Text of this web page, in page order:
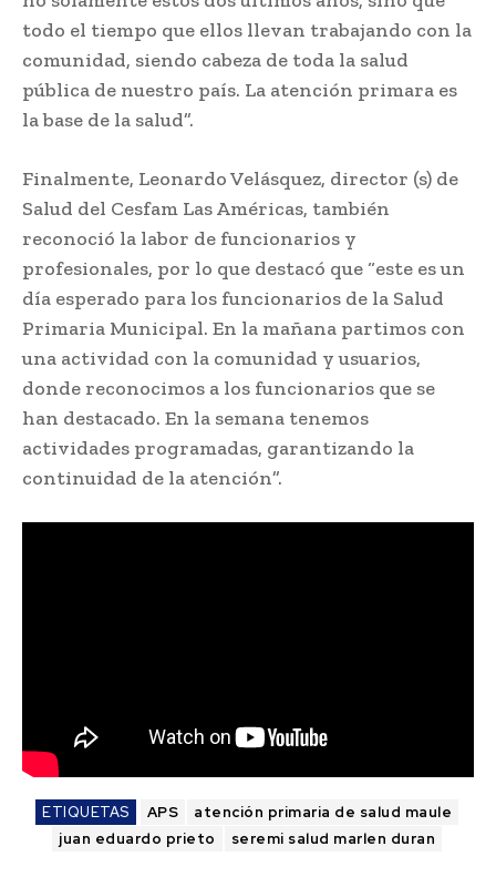
todo el tiempo que ellos llevan trabajando con la
comunidad, siendo cabeza de toda la salud
pública de nuestro país. La atención primara es
la base de la salud”.
Finalmente, Leonardo Velásquez, director (s) de
Salud del Cesfam Las Américas, también
reconoció la labor de funcionarios y
profesionales, por lo que destacó que “este es un
día esperado para los funcionarios de la Salud
Primaria Municipal. En la mañana partimos con
una actividad con la comunidad y usuarios,
donde reconocimos a los funcionarios que se
han destacado. En la semana tenemos
actividades programadas, garantizando la
continuidad de la atención”.
ETIQUETAS APS
atención primaria de salud maule
juan eduardo prieto
seremi salud marlen duran